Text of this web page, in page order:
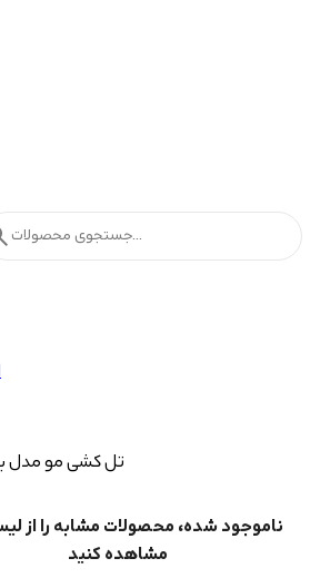
تل کشی مو مدل بافت
ناموجود شده، محصولات مشابه را از
مشاهده کنید